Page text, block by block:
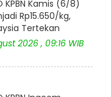
KPBN Kamis (6/8)
Rp15.650/kg,
Tertekan
2026 , 09:16 WIB